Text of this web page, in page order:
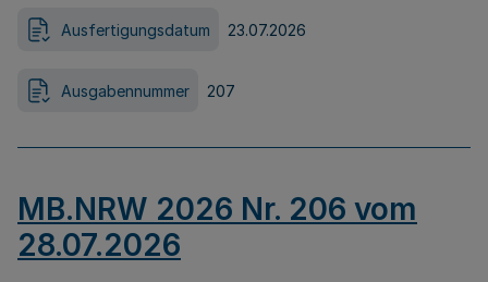
Ausfertigungsdatum 23.07.2026
Ausgabennummer 207
MB.NRW 2026 Nr. 206 vom
28.07.2026